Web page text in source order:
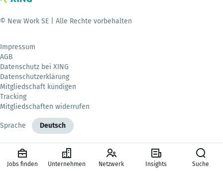
© New Work SE | Alle Rechte vorbehalten
Impressum
AGB
Datenschutz bei XING
Datenschutzerklärung
Mitgliedschaft kündigen
Tracking
Mitgliedschaften widerrufen
Sprache Deutsch
Jobs finden Unternehmen Netzwerk Insights Suche